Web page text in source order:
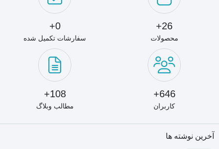
اختیار کاربران قرار می دهد.
WinRAR محصول شرکت
RarLabs یكی از بهترین نرم افزار
باشد و می تواند فایل های مختلف
را تا 10 درصد بیشتر از فایل های
ZIP با فرمت RAR فشرده سازد.
از مهمترین قابلیت های این نرم
شما می توانید فایل فشرده شده
را به صورت یک فایل اجرایی با
هایی که نرم افزار WinRAR نصب
نیست نیز بتوانید آن ها را از حالت
26+
محصولات
0+
سفارشات تکمیل شده
646+
کاربران
108+
مطالب وبلاگ
آخرین نوشته ها